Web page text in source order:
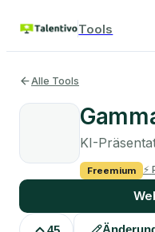
Tools
Alle Tools
KI-
Freemium ⚡